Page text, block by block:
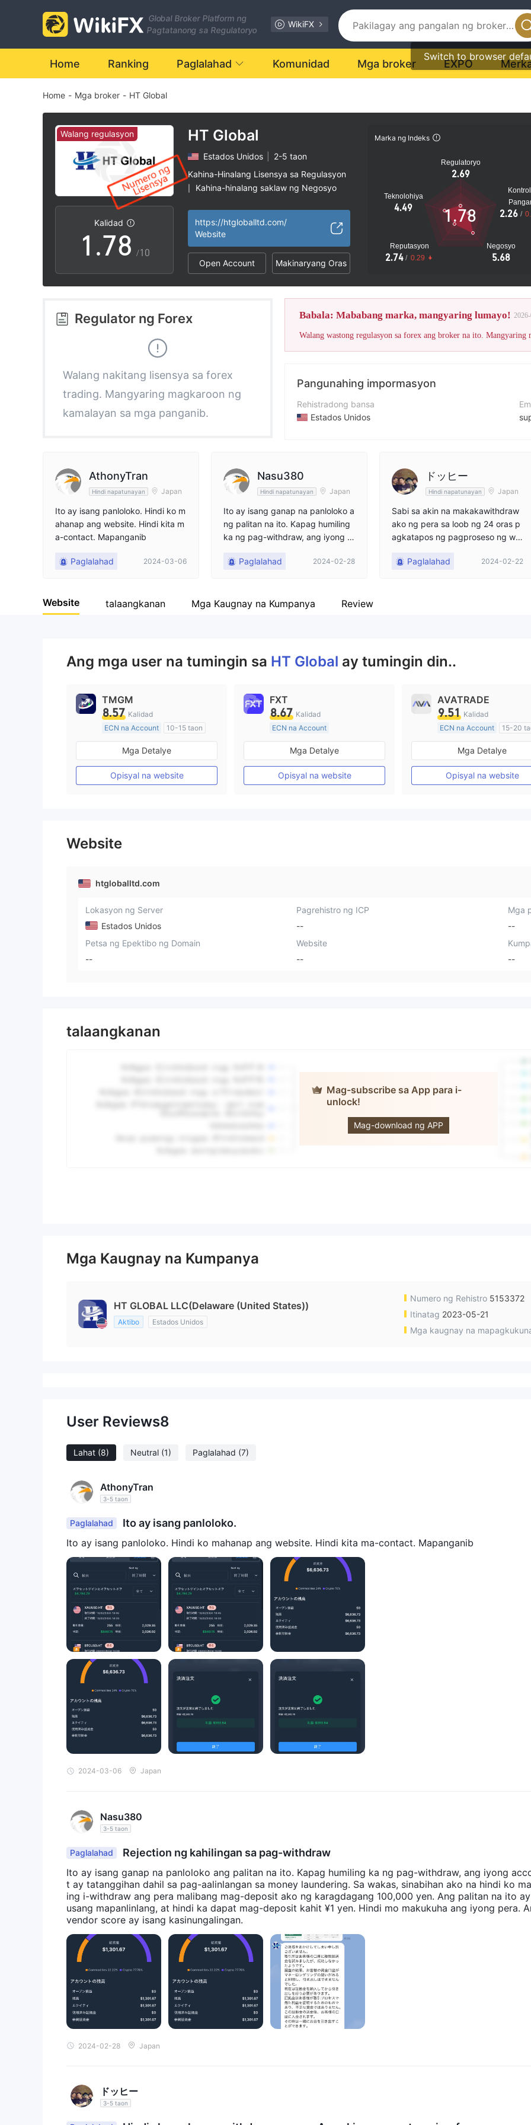
Global Broker Platform ng
Pagtatanong sa Regulatoryo
WikiFX
Switch to browser
Home Ranking Paglalahad Komunidad Mga broker EXPO
Home - Mga broker - HT Global
Walang regulasyon
Kalidad
0
1
2
3
5
6
8
9
.
1
2
3
4
5
6
7
8
9
2
3
4
5
6
7
8
9
/10
HT Global
Estados Unidos
2-5 taon
Kahina-Hinalang Lisensya sa Regulasyon
Kahina-hinalang saklaw ng Negosyo
https://htgloballtd.com/
Website
Open Account Makinaryang Oras
Marka ng Indeks
Regulatoryo
2.69
Teknolohiya
4.49
Reputasyon
2.74 / 0.29
Negosyo
5.68
2.26 /
1.78
Ang
Regulator ng Forex
Walang nakitang lisensya sa forex
trading. Mangyaring magkaroon ng
kamalayan sa mga panganib.
Babala: Mababang marka, mangyaring lumayo!
Walang wastong regulasyon sa forex ang broker na ito. Mangyaring
Pangunahing impormasyon
Rehistradong bansa
Estados Unidos
Kumpanya
HT Global
AthonyTran
Hindi napatunayan Japan
Ito ay isang panloloko. Hindi ko m
ahanap ang website. Hindi kita m
a-contact. Mapanganib
Paglalahad 2024-03-06
Nasu380
Hindi napatunayan Japan
Ito ay isang ganap na panloloko a
ng palitan na ito. Kapag humiling
ka ng pag-withdraw, ang iyong a
ag-aalinlangan sa money launderi
era malibang mag-deposit ako ng
posit kahit ¥1 yen. Hindi mo maku
kuha ang iyong pera. Ang vendor
Paglalahad 2024-02-28
ドッヒー
Hindi napatunayan Japan
Sabi sa akin na makakawithdraw
ako ng pera sa loob ng 24 oras p
agkatapos ng pagproseso ng wit
g 24 oras, wala akong narinig, na
nagaganap. Gusto kong kunin an
g minimum na halaga ng aking ini
Paglalahad 2024-02-22
Website talaangkanan Mga Kaugnay na Kumpanya Review
Ang mga user na tumingin sa HT Global ay tumingin din..
TMGM
8.57 Kalidad
ECN na Account
10-15 taon
Kinokontrol sa Australia
Paggawa ng Market (MM)
Pangunahing label na MT4
Mga Detalye
Opisyal na website
FXT
8.67 Kalidad
ECN na Account
20 Taon Pataas
Kinokontrol sa Australia
Paggawa ng Market (MM)
Pangunahing label na MT4
Mga Detalye
Opisyal na website
AVATRADE
9.51 Kalidad
ECN na Account
15-20
Kinokontrol sa Australia
Paggawa ng Market (MM)
Pangunahing label na MT4
Mga Detalye
Opisyal na website
Website
htgloballtd.com
Lokasyon ng Server
Estados Unidos
Pagrehistro ng ICP
--
Mga
--
Petsa ng Epektibo ng Domain
--
Website
--
--
talaangkanan
Mag-subscribe sa App para i-
unlock!
Mag-download ng APP
Mga Kaugnay na Kumpanya
HT GLOBAL LLC(Delaware (United States))
Aktibo Estados Unidos
Numero ng Rehistro 5153372
Itinatag 2023-05-21
Mga kaugnay na
User Reviews8
Lahat (8) Neutral (1) Paglalahad (7)
AthonyTran
3-5 taon
Paglalahad Ito ay isang panloloko.
Ito ay isang panloloko. Hindi ko mahanap ang website. Hindi kita ma-contact. Mapanganib
2024-03-06 Japan
Nasu380
3-5 taon
Paglalahad Rejection ng kahilingan sa pag-withdraw
Ito ay isang ganap na panloloko ang palitan na ito. Kapag humiling ka ng pag-withdraw, ang iyong
t ay tatanggihan dahil sa pag-aalinlangan sa money laundering. Sa wakas, sinabihan ako na hindi ko
ing i-withdraw ang pera malibang mag-deposit ako ng karagdagang 100,000 yen. Ang palitan na ito
usang mapanlinlang, at hindi ka dapat mag-deposit kahit ¥1 yen. Hindi mo makukuha ang iyong pera.
vendor score ay isang kasinungalingan.
2024-02-28 Japan
ドッヒー
3-5 taon